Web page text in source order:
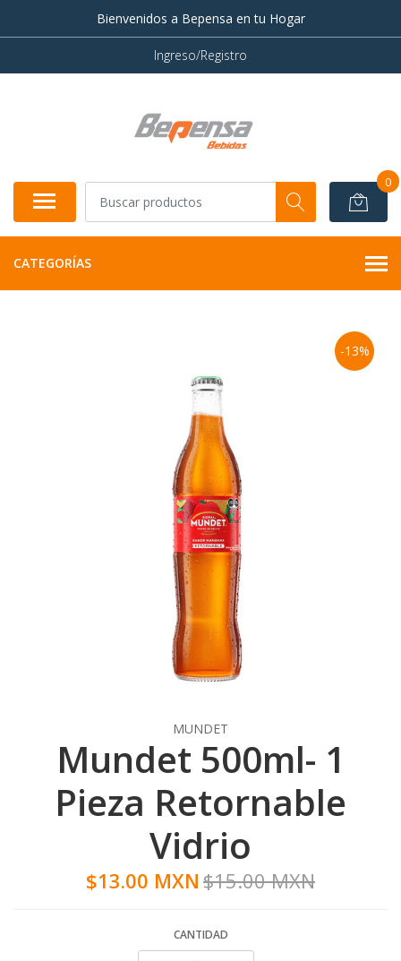
Bienvenidos a Bepensa en tu Hogar
Ingreso/Registro
0
CATEGORÍAS
-13%
MUNDET
Mundet 500ml- 1
Pieza Retornable
Vidrio
$13.00 MXN $15.00 MXN
CANTIDAD